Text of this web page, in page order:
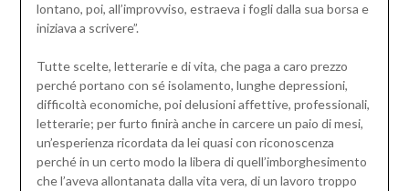
lontano, poi, all’improvviso, estraeva i fogli dalla sua borsa e
iniziava a scrivere”.
Tutte scelte, letterarie e di vita, che paga a caro prezzo
perché portano con sé isolamento, lunghe depressioni,
difficoltà economiche, poi delusioni affettive, professionali,
letterarie; per furto finirà anche in carcere un paio di mesi,
un’esperienza ricordata da lei quasi con riconoscenza
perché in un certo modo la libera di quell’imborghesimento
che l’aveva allontanata dalla vita vera, di un lavoro troppo